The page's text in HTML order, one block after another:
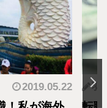
2019.05.22 羽